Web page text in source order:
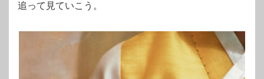
追って見ていこう。